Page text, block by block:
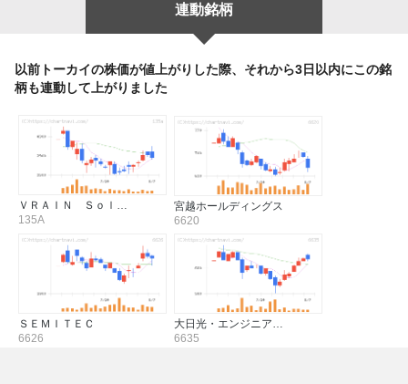
連動銘柄
以前トーカイの株価が値上がりした際、それから3日以内にこの銘
柄も連動して上がりました
ＶＲＡＩＮ Ｓｏｌ…
135A
宮越ホールディングス
6620
ＳＥＭＩＴＥＣ
6626
大日光・エンジニア…
6635